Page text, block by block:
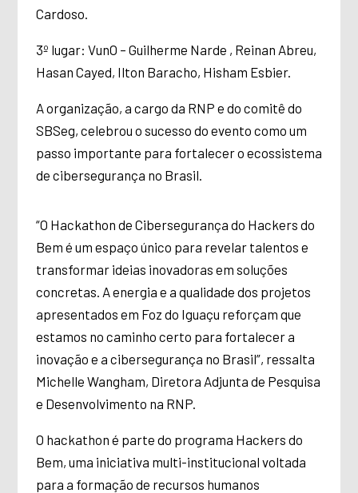
Cardoso.
3º lugar: VunO – Guilherme Narde , Reinan Abreu,
Hasan Cayed, Ilton Baracho, Hisham Esbier.
A organização, a cargo da RNP e do comitê do
SBSeg, celebrou o sucesso do evento como um
passo importante para fortalecer o ecossistema
de cibersegurança no Brasil.
“O Hackathon de Cibersegurança do Hackers do
Bem é um espaço único para revelar talentos e
transformar ideias inovadoras em soluções
concretas. A energia e a qualidade dos projetos
apresentados em Foz do Iguaçu reforçam que
estamos no caminho certo para fortalecer a
inovação e a cibersegurança no Brasil”, ressalta
Michelle Wangham, Diretora Adjunta de Pesquisa
e Desenvolvimento na RNP.
O hackathon é parte do programa Hackers do
Bem, uma iniciativa multi-institucional voltada
para a formação de recursos humanos